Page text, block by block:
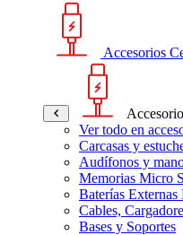
Accesorios
Ver todo en
Carcasas y
Audífonos y
Memorias Micro
Baterías
Cables,
Bases y Soportes